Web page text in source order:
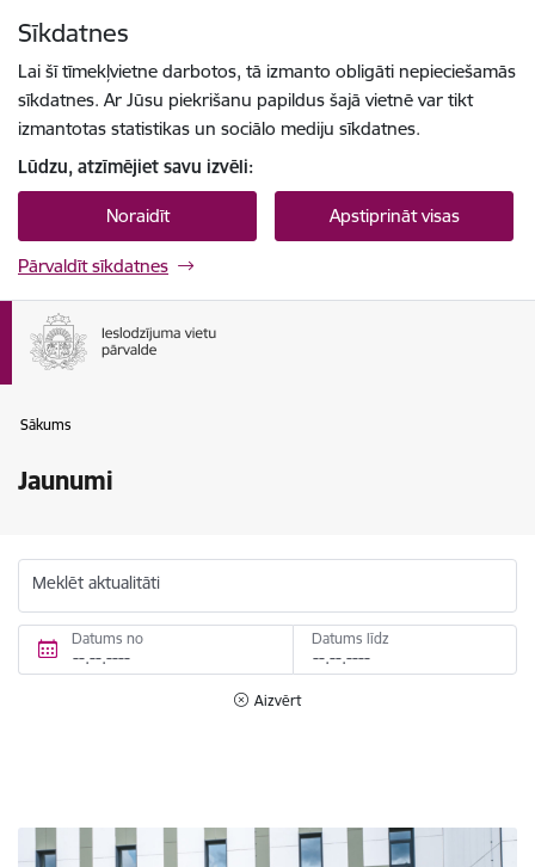
Sīkdatnes
Lai šī tīmekļvietne darbotos, tā izmanto obligāti nepieciešamās
sīkdatnes. Ar Jūsu piekrišanu papildus šajā vietnē var tikt
izmantotas statistikas un sociālo mediju sīkdatnes.
Lūdzu, atzīmējiet savu izvēli:
Noraidīt Apstiprināt visas
Pārvaldīt sīkdatnes
Sākums
Jaunumi
Meklēt aktualitāti
Datums no Datums līdz
Aizvērt